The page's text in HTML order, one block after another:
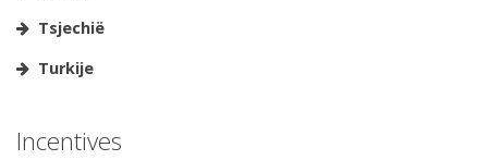
Tsjechië
Turkije
Incentives